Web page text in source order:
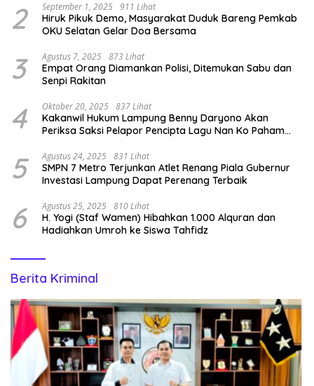
2 September 1, 2025 911 Lihat
Hiruk Pikuk Demo, Masyarakat Duduk Bareng Pemkab
OKU Selatan Gelar Doa Bersama
3 Agustus 7, 2025 873 Lihat
Empat Orang Diamankan Polisi, Ditemukan Sabu dan
Senpi Rakitan
4 Oktober 20, 2025 837 Lihat
Kakanwil Hukum Lampung Benny Daryono Akan
Periksa Saksi Pelapor Pencipta Lagu Nan Ko Paham
5 Agustus 24, 2025 831 Lihat
SMPN 7 Metro Terjunkan Atlet Renang Piala Gubernur
Investasi Lampung Dapat Perenang Terbaik
6 Agustus 25, 2025 810 Lihat
H. Yogi (Staf Wamen) Hibahkan 1.000 Alquran dan
Hadiahkan Umroh ke Siswa Tahfidz
Berita Kriminal